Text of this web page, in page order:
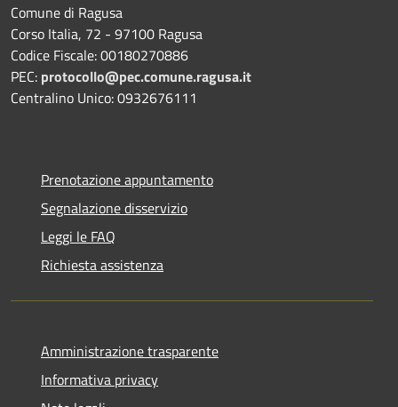
Comune di Ragusa
Corso Italia, 72 - 97100 Ragusa
Codice Fiscale: 00180270886
PEC: protocollo@pec.comune.ragusa.it
Centralino Unico: 0932676111
Prenotazione appuntamento
Segnalazione disservizio
Leggi le FAQ
Richiesta assistenza
Amministrazione trasparente
Informativa privacy